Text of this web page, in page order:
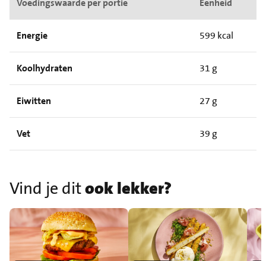
Voedingswaarde per portie Eenheid
Energie 599 kcal
Koolhydraten 31 g
Eiwitten 27 g
Vet 39 g
Vind je ditook lekker?